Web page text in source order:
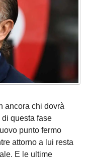
ancora chi dovrà
questa fase
punto fermo
attorno a lui resta
E le ultime